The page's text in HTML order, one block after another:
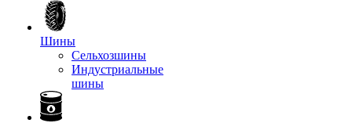
Шины
Сельхозшины
Индустриальные
шины